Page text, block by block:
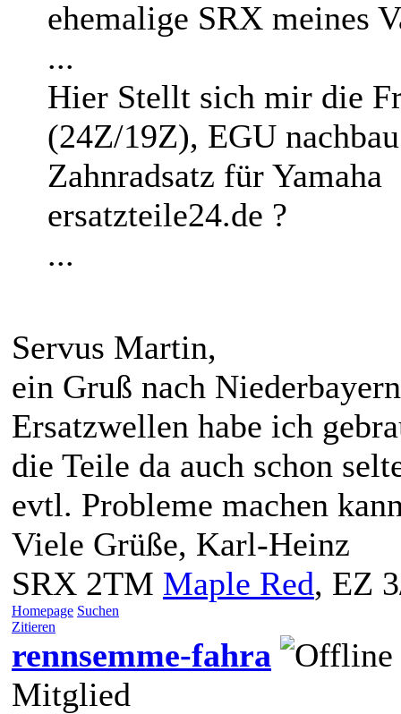
ehemalige SRX meines
...
Hier Stellt sich mir die
(24Z/19Z), EGU
Zahnradsatz für
ersatzteile24.de ?
...
Servus Martin,
ein Gruß nach
Ersatzwellen habe ich
die Teile da auch schon
evtl. Probleme machen
Viele Grüße, Karl-Heinz
SRX 2TM Maple Red, EZ
Homepage Suchen
Zitieren
rennsemme-fahra
Mitglied